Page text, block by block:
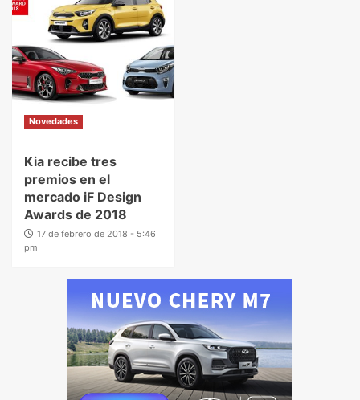
Novedades
Kia recibe tres
premios en el
mercado iF Design
Awards de 2018
17 de febrero de 2018 - 5:46
pm